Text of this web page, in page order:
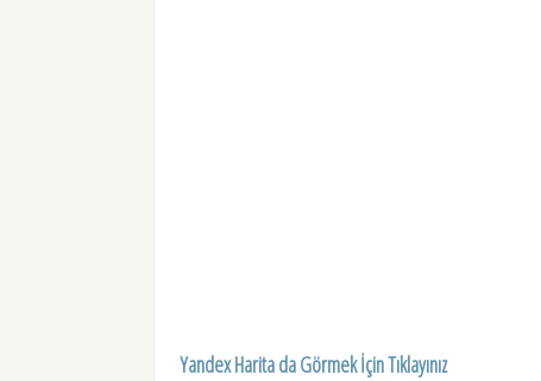
Yandex Harita da Görmek İçin Tıklayınız